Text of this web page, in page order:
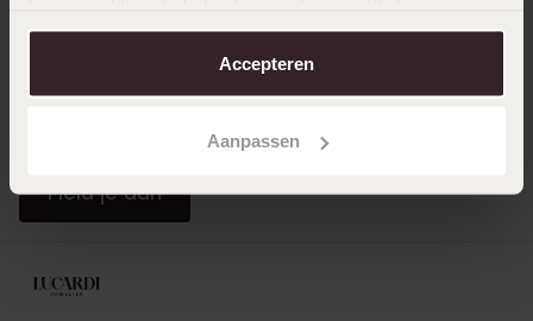
aanpassen. Lees er meer over in onscookiebeleid.
Accepteren
Aanpassen
Word member en ontvang altijd minimaal 10% korting
Meld je aan